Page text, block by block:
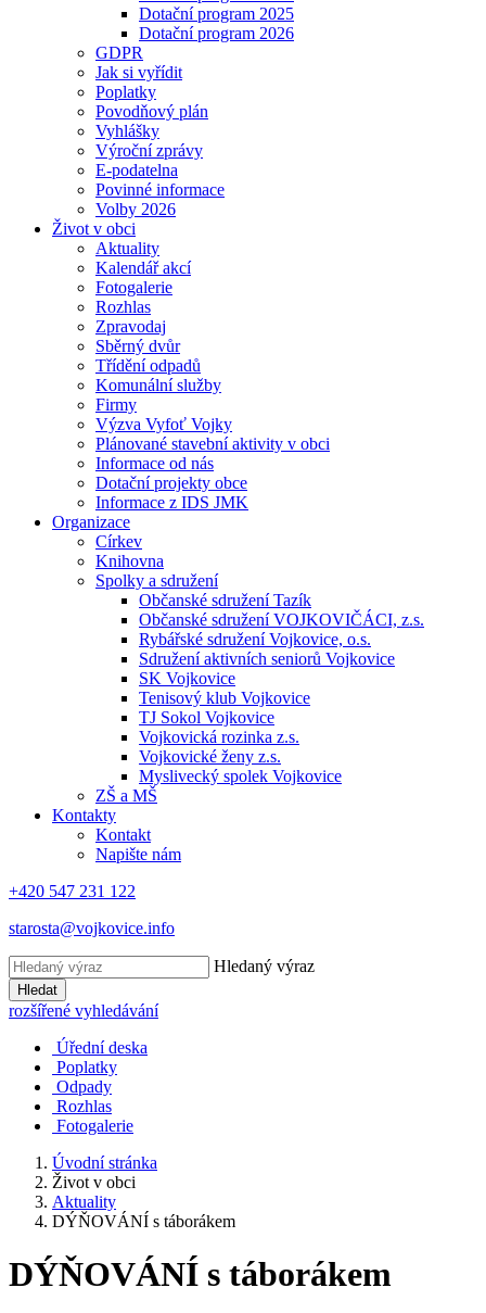
Dotační program 2025
Dotační program 2026
GDPR
Jak si vyřídit
Poplatky
Povodňový plán
Vyhlášky
Výroční zprávy
E-podatelna
Povinné informace
Volby 2026
Život v obci
Aktuality
Kalendář akcí
Fotogalerie
Rozhlas
Zpravodaj
Sběrný dvůr
Třídění odpadů
Komunální služby
Firmy
Výzva Vyfoť Vojky
Plánované stavební aktivity v obci
Informace od nás
Dotační projekty obce
Informace z IDS JMK
Organizace
Církev
Knihovna
Spolky a sdružení
Občanské sdružení Tazík
Občanské sdružení VOJKOVIČÁCI, z.s.
Rybářské sdružení Vojkovice, o.s.
Sdružení aktivních seniorů Vojkovice
SK Vojkovice
Tenisový klub Vojkovice
TJ Sokol Vojkovice
Vojkovická rozinka z.s.
Vojkovické ženy z.s.
Myslivecký spolek Vojkovice
ZŠ a MŠ
Kontakty
Kontakt
Napište nám
+420 547 231 122
starosta@vojkovice.info
Hledaný výraz
Hledat
rozšířené vyhledávání
Úřední deska
Poplatky
Odpady
Rozhlas
Fotogalerie
Úvodní stránka
Život v obci
Aktuality
DÝŇOVÁNÍ s táborákem
DÝŇOVÁNÍ s táborákem